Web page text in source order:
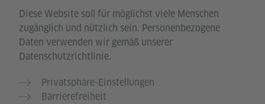
Diese Website soll für möglichst viele Menschen
zugänglich und nützlich sein. Personenbezogene
Daten verwenden wir gemäß unserer
Datenschutzrichtlinie.
Privatsphäre-Einstellungen
Barrierefreiheit